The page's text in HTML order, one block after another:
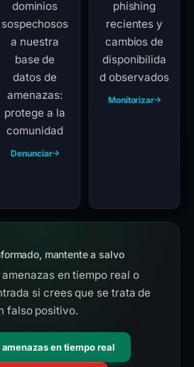
dominios
sospechosos
a nuestra
base de
datos de
amenazas:
protege a la
comunidad
Denunciar
phishing
recientes y
cambios de
disponibilida
d observados
Monitorizar
mantente a salvo
en tiempo real o
si crees que se trata de
falso positivo.
en tiempo real